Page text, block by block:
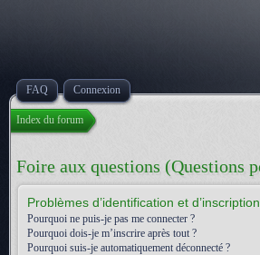
FAQ Connexion
Index du forum
Foire aux questions (Questions
Problèmes d’identification et d’inscription
Pourquoi ne puis-je pas me connecter ?
Pourquoi dois-je m’inscrire après tout ?
Pourquoi suis-je automatiquement déconnecté ?